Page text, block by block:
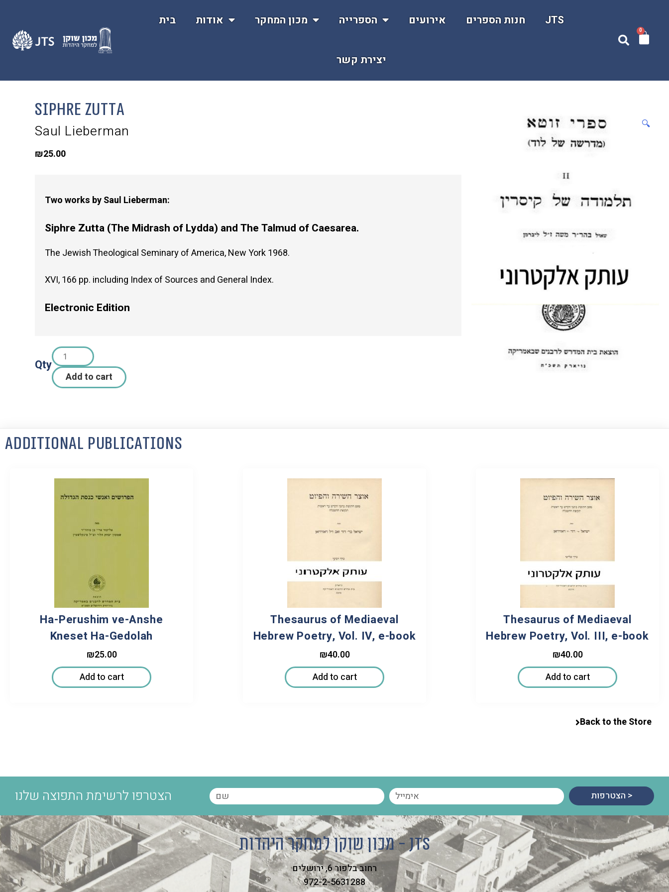
בית אודות מכון המחקר הספרייה אירועים חנות הספרים JTS
יצירת קשר
0
Siphre Zutta
Saul Lieberman
₪25.00
Two works by Saul Lieberman:
Siphre Zutta (The Midrash of Lydda) and The Talmud of Caesarea.
The Jewish Theological Seminary of America, New York 1968.
XVI, 166 pp. including Index of Sources and General Index.
Electronic Edition
Qty
Add to cart
🔍
Additional Publications
Ha-Perushim ve-Anshe
Kneset Ha-Gedolah
₪25.00
Add to cart
Thesaurus of Mediaeval
Hebrew Poetry, Vol. IV, e-book
₪40.00
Add to cart
Thesaurus of Mediaeval
Hebrew Poetry, Vol. III, e-book
₪40.00
Add to cart
Back to the Store
הצטרפו לרשימת התפוצה שלנו הצטרפות >
מכון שוקן למחקר היהדות - JTS
רחוב בלפור 6, ירושלים
972-2-5631288